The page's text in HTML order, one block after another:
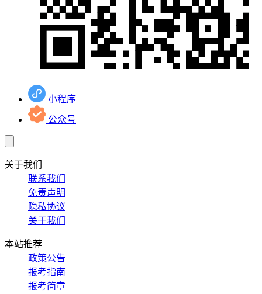
小程序
公众号
关于我们
联系我们
免责声明
隐私协议
关于我们
本站推荐
政策公告
报考指南
报考简章